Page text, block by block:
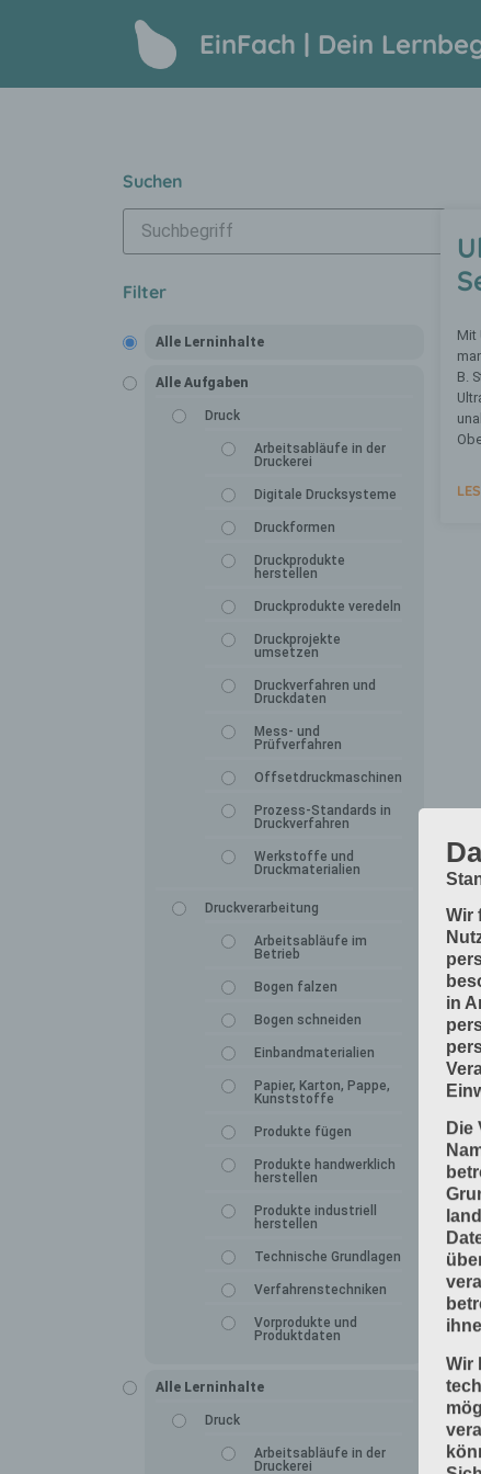
EinFach | Dein
Suchen
Filter
Alle Lerninhalte
Alle Aufgaben
Druck
Arbeitsabläufe in der
Druckerei
Digitale Drucksysteme
Druckformen
Druckprodukte
herstellen
Druckprodukte veredeln
Druckprojekte
umsetzen
Druckverfahren und
Druckdaten
Mess- und
Prüfverfahren
Offsetdruckmaschinen
Prozess-Standards in
Druckverfahren
Werkstoffe und
Druckmaterialien
Druckverarbeitung
Arbeitsabläufe im
Betrieb
Bogen falzen
Bogen schneiden
Einbandmaterialien
Papier, Karton, Pappe,
Kunststoffe
Produkte fügen
Produkte handwerklich
herstellen
Produkte industriell
herstellen
Technische Grundlagen
Verfahrenstechniken
Vorprodukte und
Produktdaten
Alle Lerninhalte
Druck
Arbeitsabläufe in der
Druckerei
Mit
B.
Wir
in
Die
Wir